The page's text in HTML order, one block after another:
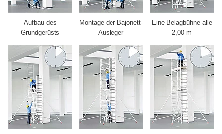
Aufbau des
Grundgerüsts
Montage der Bajonett-
Ausleger
Eine Belagbühne alle
2,00 m